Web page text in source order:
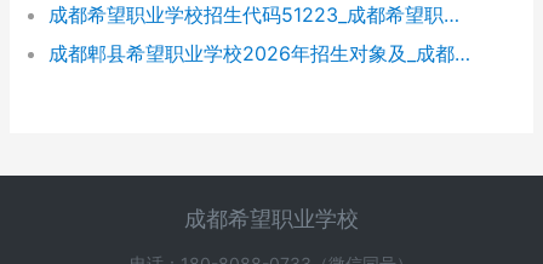
成都希望职业学校招生代码51223_成都希望职业学校招生网
成都郫县希望职业学校2026年招生对象及_成都郫县希望职业学校好不好
成都希望职业学校